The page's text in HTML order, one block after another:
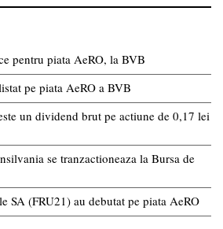
pentru piata AeRO, la BVB
pe piata AeRO a BVB
un dividend brut pe actiune de 0,17 lei
se tranzactioneaza la Bursa de
SA (FRU21) au debutat pe piata AeRO